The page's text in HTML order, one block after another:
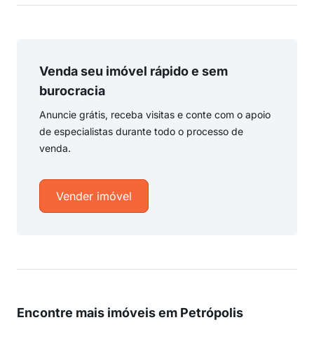
Venda seu imóvel rápido e sem
burocracia
Anuncie grátis, receba visitas e conte com o apoio
de especialistas durante todo o processo de
venda.
Vender imóvel
Encontre mais imóveis em Petrópolis